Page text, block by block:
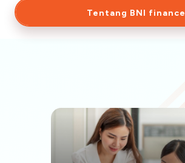
Tentang BNI finance